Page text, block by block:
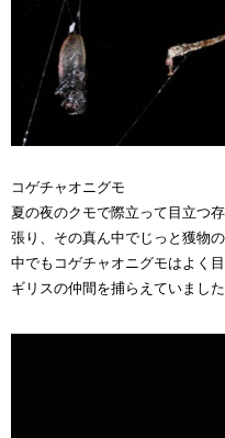
コゲチャオニグモ
夏の夜のクモで際立って目立つ
張り、その真ん中でじっと獲物
中でもコゲチャオニグモはよく
ギリスの仲間を捕らえていました